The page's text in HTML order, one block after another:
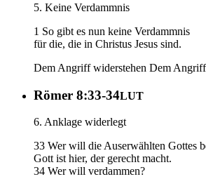
5. Keine Verdammnis
1 So gibt es nun keine Verdammnis
für die, die in Christus Jesus sind.
Dem Angriff widerstehen Dem
Römer 8:33-34LUT
6. Anklage widerlegt
33 Wer will die Auserwählten Gottes
Gott ist hier, der gerecht macht.
34 Wer will verdammen?